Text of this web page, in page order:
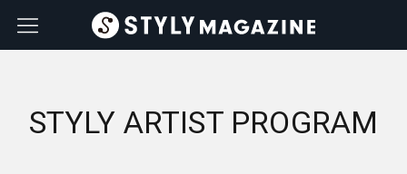
STYLY ARTIST PROGRAM